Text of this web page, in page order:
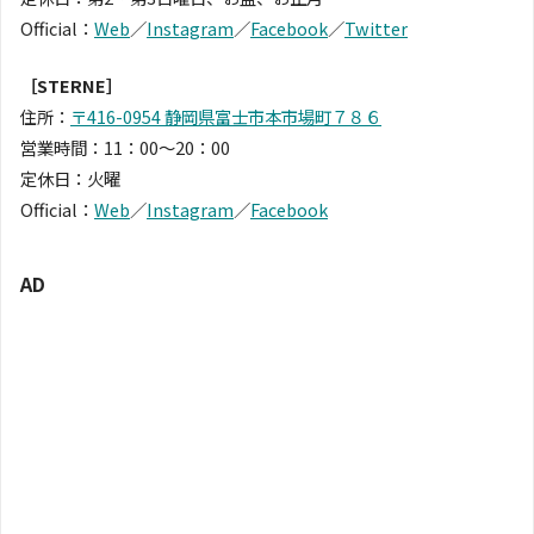
Official： Web／Instagram／Facebook／Twitter
［STERNE］
住所： 〒416-0954 静岡県富士市本市場町７８６
営業時間：11：00〜20：00
定休日：火曜
Official： Web／Instagram／Facebook
AD